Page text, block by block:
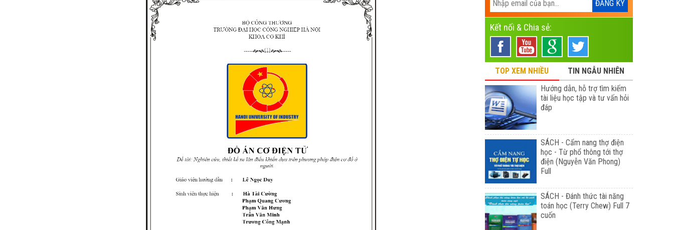
Kết nối & Chia sẻ:
TOP XEM NHIỀU
TIN NGẪU NHIÊN
Hướng dẫn, hỗ trợ tìm kiếm
tài liệu học tập và tư vấn hỏi
đáp
SÁCH - Cẩm nang thợ điện
học - Từ phổ thông tới thợ
điện (Nguyễn Văn Phong)
Full
SÁCH - Đánh thức tài năng
toán học (Terry Chew) Full 7
cuốn